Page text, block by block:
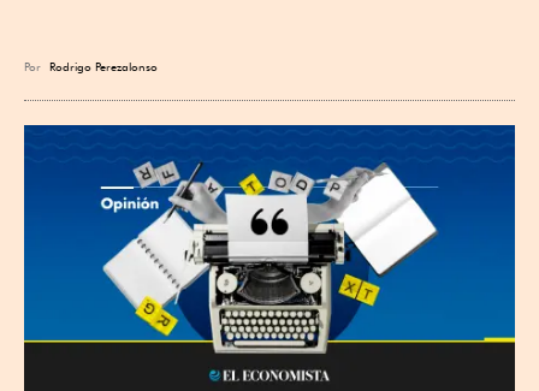
Por Rodrigo Perezalonso